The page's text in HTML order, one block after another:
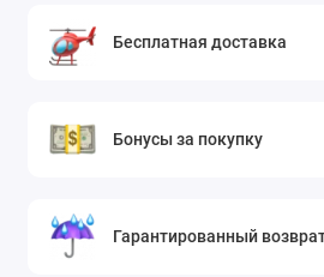
Бесплатная доставка
Бонусы за покупку
Гарантированный